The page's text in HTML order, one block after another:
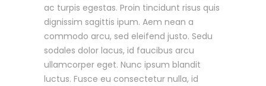
ac turpis egestas. Proin tincidunt risus quis
dignissim sagittis ipum. Aem nean a
commodo arcu, sed eleifend justo. Sedu
sodales dolor lacus, id faucibus arcu
ullamcorper eget. Nunc ipsum blandit
luctus. Fusce eu consectetur nulla, id